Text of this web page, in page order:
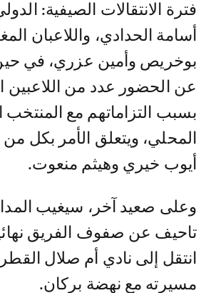
فترة الانتقالات الصيفية:
أسامة الحدادي، واللاعبان
بوخريص وأمين عزري، في
عن الحضور عدد من اللاعبين
بسبب التزاماتهم مع المنتخب
المحلي، ويتعلق الأمر بكل
أيوب خيري وهيثم منعوت.
وعلى صعيد آخر، سيغيب
تاحيف عن صفوف الفريق
انتقل إلى نادي أم صلال
مسيرته مع نهضة بركان.